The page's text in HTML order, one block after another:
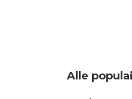
Alle